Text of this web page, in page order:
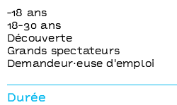
-18 ans
18-30 ans
Découverte
Grands spectateurs
Demandeur⋅euse d'emploi
Durée